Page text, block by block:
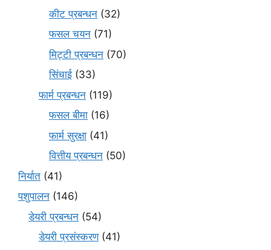
कीट प्रबन्धन (32)
फसल चयन (71)
मि‌ट्टी प्रबन्धन (70)
सिंचाई (33)
फार्म प्रबन्धन (119)
फसल बीमा (16)
फार्म सुरक्षा (41)
वित्तीय प्रबन्धन (50)
निर्यात (41)
पशुपालन (146)
डेयरी प्रबन्धन (54)
डेयरी प्रसंस्करण(41)